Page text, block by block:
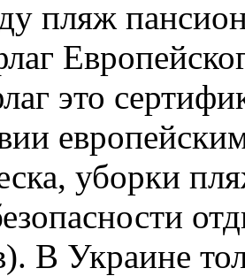
пляж
это
уборки
В Украине